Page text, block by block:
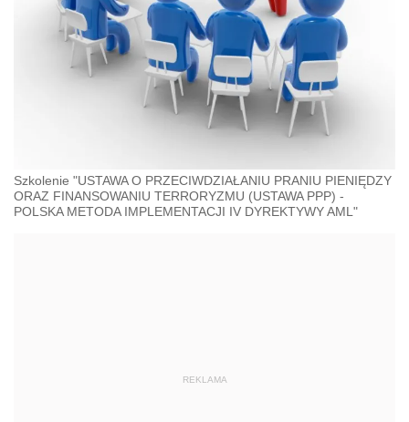
Szkolenie "USTAWA O PRZECIWDZIAŁANIU PRANIU PIENIĘDZY
ORAZ FINANSOWANIU TERRORYZMU (USTAWA PPP) -
POLSKA METODA IMPLEMENTACJI IV DYREKTYWY AML"